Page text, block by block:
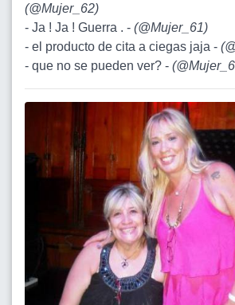
(@Mujer_62)
- Ja ! Ja ! Guerra . - (@Mujer_61)
- el producto de cita a ciegas jaja - (
- que no se pueden ver? - (